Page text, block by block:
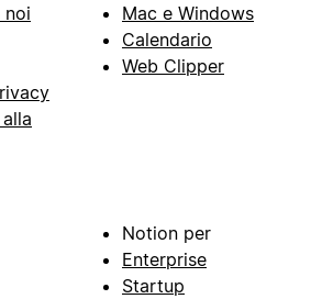
noi
Mac e Windows
Calendario
Web Clipper
Notion per
Enterprise
Startup